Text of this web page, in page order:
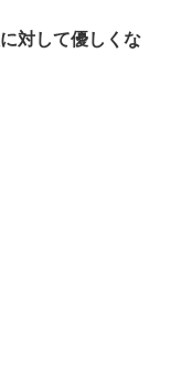
対して優しくな